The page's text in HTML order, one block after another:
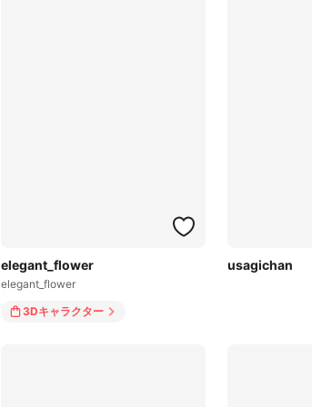
elegant_flower
elegant_flower
3Dキャラクター
usagichan